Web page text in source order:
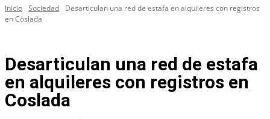
Inicio Sociedad
Desarticulan una red de estafa en alquileres con registros
en Coslada
Desarticulan una red de estafa
en alquileres con registros en
Coslada